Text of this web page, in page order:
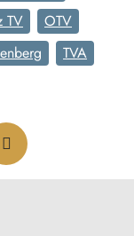
TV
OTV
TVA